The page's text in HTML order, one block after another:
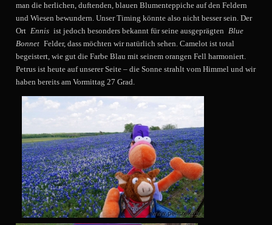
man die herlichen, duftenden, blauen Blumenteppiche auf den Feldern
und Wiesen bewundern. Unser Timing könnte also nicht besser sein. Der
Ort Ennis ist jedoch besonders bekannt für seine ausgeprägten Blue
Bonnet Felder, dass möchten wir natürlich sehen. Camelot ist total
begeistert, wie gut die Farbe Blau mit seinem orangen Fell harmoniert.
Petrus ist heute auf unserer Seite – die Sonne strahlt vom Himmel und wir
haben bereits am Vormittag 27 Grad.